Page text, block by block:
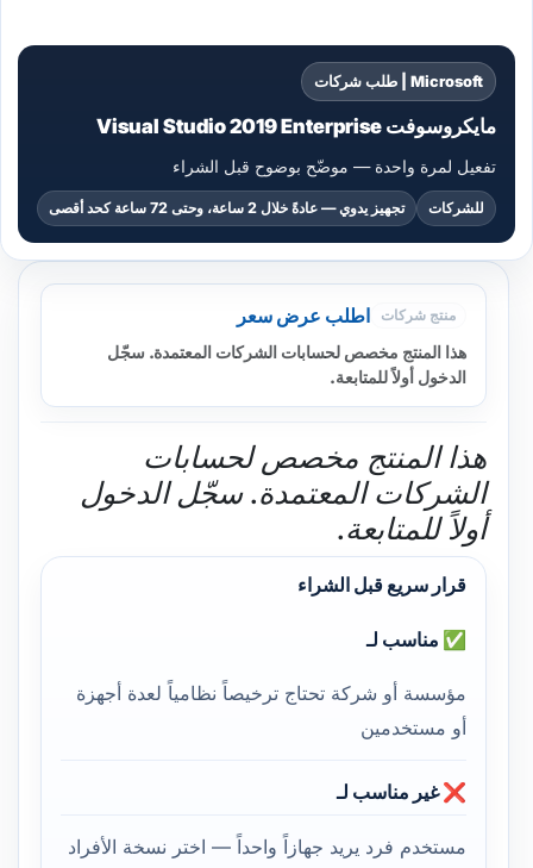
Microsoft | طلب شركات
مايكروسوفت Visual Studio 2019 Enterprise
تفعيل لمرة واحدة — موضّح بوضوح قبل الشراء
للشركات تجهيز يدوي — عادةً خلال 2 ساعة، وحتى 72 ساعة كحد أقصى
منتج شركات اطلب عرض سعر
هذا المنتج مخصص لحسابات الشركات المعتمدة. سجّل
الدخول أولاً للمتابعة.
هذا المنتج مخصص لحسابات
الشركات المعتمدة. سجّل الدخول
أولاً للمتابعة.
قرار سريع قبل الشراء
✅ مناسب لـ
مؤسسة أو شركة تحتاج ترخيصاً نظامياً لعدة أجهزة
أو مستخدمين
❌ غير مناسب لـ
مستخدم فرد يريد جهازاً واحداً — اختر نسخة الأفراد